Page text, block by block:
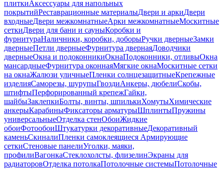
плиткиАксессуары для напольных
покрытийРеставрационные материалыДвери и аркиДвери
входныеДвери межкомнатныеАрки межкомнатныеМоскитные
сеткиДвери для бани и сауныКоробки и
фурнитураНаличники, коробки, доборыРучки дверныеЗамки
дверныеПетли дверныеФурнитура двернаяДоводчики
дверныеОкна и подоконникиОкнаПодоконники, отливыОкна
мансардныеФурнитура оконнаяМягкие окнаМоскитные сетки
на окнаЖалюзи уличныеПленки солнцезащитныеКрепежные
изделияСаморезы, шурупыГвоздиАнкеры, дюбелиСкобы,
штифтыПерфорированный крепежГайки,
шайбыЗаклепкиБолты, винты, шпилькиХомутыХимические
анкерыКарабиныФиксаторы арматурыШплинтыПружины
универсальныеОтделка стенОбоиЖидкие
обоиФотообоиШтукатурки декоративныеДекоративный
каменьСкиналиПленки самоклеящиеся Армирующие
сеткиСтеновые панелиУголки, маяки,
профилиВагонкаСтеклохолсты, флизелинЭкраны для
радиаторовОтделка потолкаПотолочные системыПотолочные